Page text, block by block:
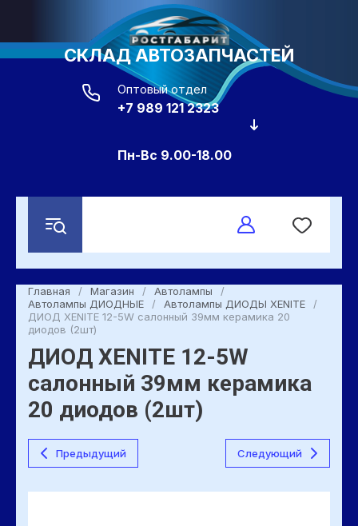
СКЛАД АВТОЗАПЧАСТЕЙ
Оптовый отдел
+7 989 121 2323
Пн-Вс 9.00-18.00
Главная / Магазин / Автолампы
/
Автолампы ДИОДНЫЕ
/ Автолампы ДИОДЫ XENITE
/
ДИОД XENITE 12-5W салонный 39мм керамика 20
диодов (2шт)
ДИОД XENITE 12-5W
салонный 39мм керамика
20 диодов (2шт)
Предыдущий Следующий